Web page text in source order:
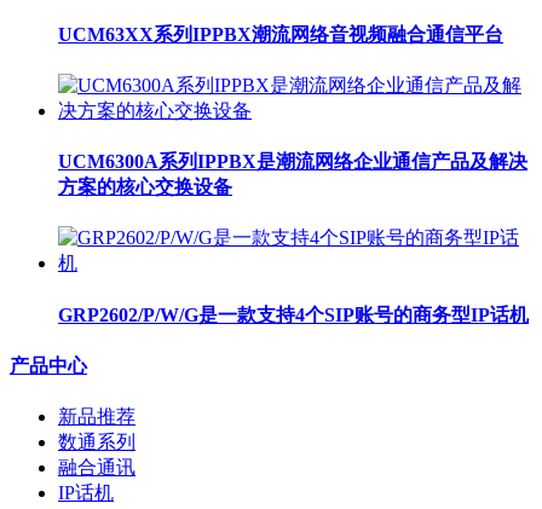
UCM63XX系列IPPBX潮流网络音视频融合通信平台
UCM6300A系列IPPBX是潮流网络企业通信产品及解决
方案的核心交换设备
GRP2602/P/W/G是一款支持4个SIP账号的商务型IP话机
产品中心
新品推荐
数通系列
融合通讯
IP话机